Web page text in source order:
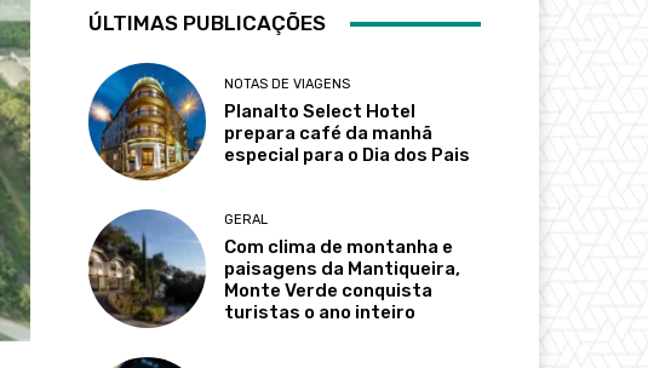
ÚLTIMAS PUBLICAÇÕES
NOTAS DE VIAGENS
Planalto Select Hotel
prepara café da manhã
especial para o Dia dos Pais
GERAL
Com clima de montanha e
paisagens da Mantiqueira,
Monte Verde conquista
turistas o ano inteiro